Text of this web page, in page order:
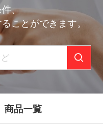
件、
ことができます。
商品一覧